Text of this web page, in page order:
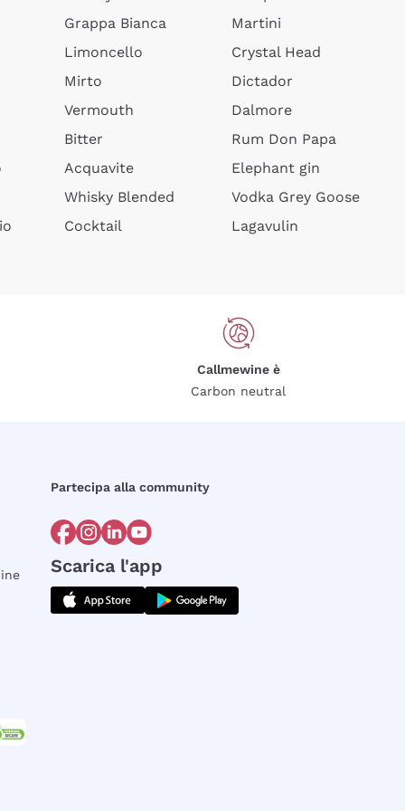
Grappa Bianca
Limoncello
Mirto
Vermouth
Bitter
Acquavite
Whisky Blended
Cocktail
Martini
Crystal Head
Dictador
Dalmore
Rum Don Papa
Elephant gin
Vodka Grey Goose
Lagavulin
Callmewine è
Carbon neutral
Partecipa alla community
Scarica l'app